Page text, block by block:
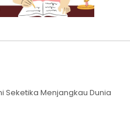
Seketika Menjangkau Dunia